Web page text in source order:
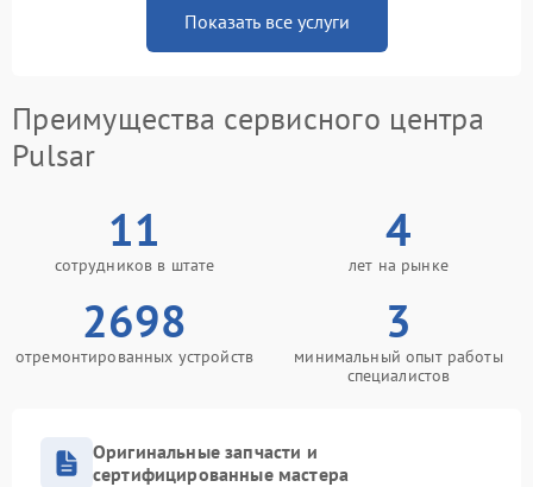
Показать все услуги
Преимущества сервисного центра
Pulsar
11
сотрудников в штате
4
лет на рынке
2698
отремонтированных устройств
3
минимальный опыт работы
специалистов
Оригинальные запчасти и
сертифицированные мастера